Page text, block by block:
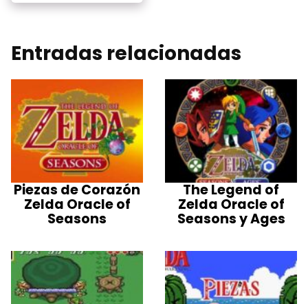
Entradas relacionadas
Piezas de Corazón
Zelda Oracle of
Seasons
The Legend of
Zelda Oracle of
Seasons y Ages